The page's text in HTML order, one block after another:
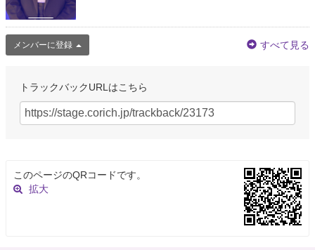
メンバーに登録 すべて見る
トラックバックURLはこちら
このページのQRコードです。
拡大